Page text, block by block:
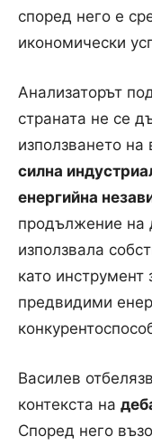
според него е
икономически
Анализаторът
страната не се
използването
силна
енергийна
продължение на
използвала
като инструмент
предвидими
Василев
контекста на
Според него